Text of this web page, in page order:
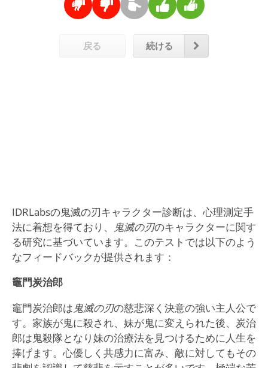
戻る 続ける
IDRLabsの鬼滅の刃キャラクター診断は、心理測定手
法に着想を得ており、
鬼滅の刃のキャラクターに関す
る研究に基づいています。このテストでは以下のよう
なフィードバックが提供されます：
竈門炭治郎
竈門炭治郎は鬼滅の刃の慈悲深く決意の強い主人公で
す。家族が鬼に殺され、妹が鬼に変えられた後、炭治
郎は鬼殺隊となり妹の治療法を見つけるために人生を
捧げます。心優しく共感力に富み、敵に対してもその